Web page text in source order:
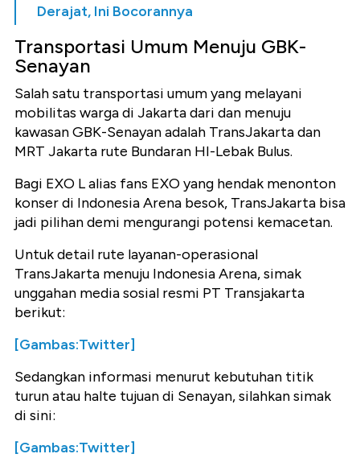
Derajat, Ini Bocorannya
Transportasi Umum Menuju GBK-
Senayan
Salah satu transportasi umum yang melayani
mobilitas warga di Jakarta dari dan menuju
kawasan GBK-Senayan adalah TransJakarta dan
MRT Jakarta rute Bundaran HI-Lebak Bulus.
Bagi EXO L alias fans EXO yang hendak menonton
konser di Indonesia Arena besok, TransJakarta bisa
jadi pilihan demi mengurangi potensi kemacetan.
Untuk detail rute layanan-operasional
TransJakarta menuju Indonesia Arena, simak
unggahan media sosial resmi PT Transjakarta
berikut:
[Gambas:Twitter]
Sedangkan informasi menurut kebutuhan titik
turun atau halte tujuan di Senayan, silahkan simak
di sini:
[Gambas:Twitter]